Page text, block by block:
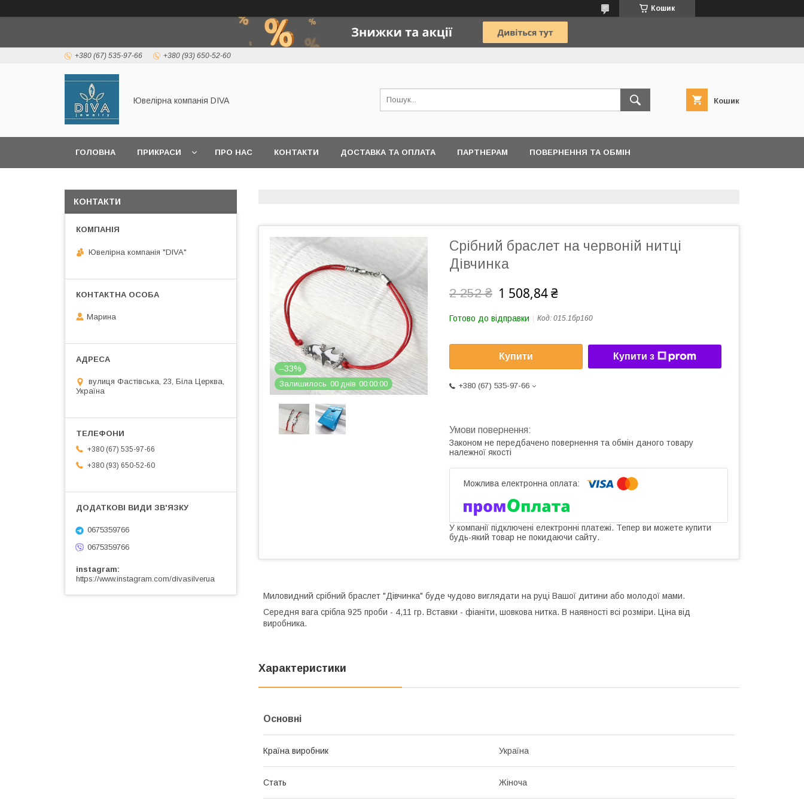
Кошик
+380 (67) 535-97-66 +380 (93) 650-52-60
Ювелірна компанія DIVA Кошик
ГОЛОВНА ПРИКРАСИ ПРО НАС КОНТАКТИ ДОСТАВКА ТА ОПЛАТА ПАРТНЕРАМ ПОВЕРНЕННЯ ТА ОБМІН
–33%
Залишилось 00 днів 00 00 00
Срібний браслет на червоній нитці
Дівчинка
2 252 ₴ 1 508,84 ₴
Готово до відправки Код: 015.1бр160
Купити Купити з
+380 (67) 535-97-66
Законом не передбачено повернення та обмін даного товару
належної якості
У компанії підключені електронні платежі. Тепер ви можете купити
будь-який товар не покидаючи сайту.
Миловидний срібний браслет "Дівчинка" буде чудово виглядати на руці Вашої дитини або молодої мами.
Середня вага срібла 925 проби - 4,11 гр. Вставки - фіаніти, шовкова нитка. В наявності всі розміри. Ціна від
виробника.
Характеристики
Основні
Країна виробник Україна
Стать Жіноча
КОНТАКТИ
Ювелірна компанія "DIVA"
Марина
вулиця Фастівська, 23, Біла Церква,
Україна
+380 (67) 535-97-66
+380 (93) 650-52-60
0675359766
0675359766
instagram
https://www.instagram.com/divasilverua